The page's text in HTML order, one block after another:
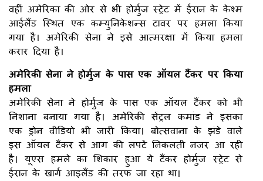
वहीं अमेरिका की ओर से भी होर्मुज स्ट्रेट में ईरान के केश्म
आईलैंड स्थित एक कम्युनिकेशन्स टावर पर हमला किया
गया है। अमेरिकी सेना ने इसे आत्मरक्षा में किया हमला
करार दिया है।
अमेरिकी सेना ने होर्मुज के पास एक ऑयल टैंकर पर किया
हमला
अमेरिकी सेना ने होर्मुज के पास एक ऑयल टैंकर को भी
निशाना बनाया गया है। अमेरिकी सेंट्रल कमांड ने इसका
एक ड्रोन वीडियो भी जारी किया। बोत्सवाना के झंडे वाले
इस ऑयल टैंकर से आग की लपटें निकलती नजर आ रही
है। यूएस हमले का शिकार हुआ ये टैंकर होर्मुज स्ट्रेट से
ईरान के खार्ग आइलैंड की तरफ जा रहा था।